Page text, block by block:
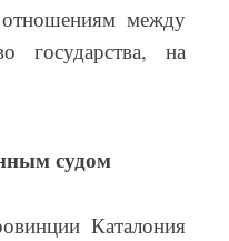
между
государства, на
судом
Каталония